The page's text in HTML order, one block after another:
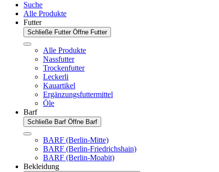
Suche
Alle Produkte
Futter
Schließe Futter Öffne Futter
Alle Produkte
Nassfutter
Trockenfutter
Leckerli
Kauartikel
Ergänzungsfuttermittel
Öle
Barf
Schließe Barf Öffne Barf
BARF (Berlin-Mitte)
BARF (Berlin-Friedrichshain)
BARF (Berlin-Moabit)
Bekleidung